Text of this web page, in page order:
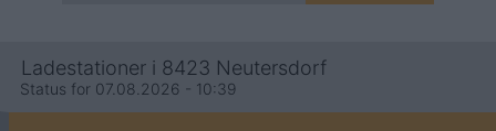
Ladestationer i 8423 Neutersdorf
Status for 07.08.2026 - 10:39